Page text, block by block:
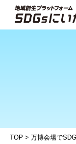
TOP > 万博会場で